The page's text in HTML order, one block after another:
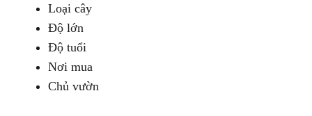
Loại cây
Độ lớn
Độ tuổi
Nơi mua
Chủ vườn